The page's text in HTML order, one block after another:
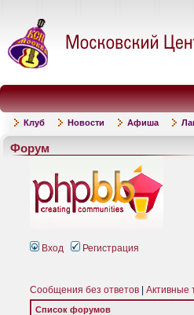
Клуб Новости Афиша
Форум
Вход Регистрация
Сообщения без ответов Активные
Список форумов